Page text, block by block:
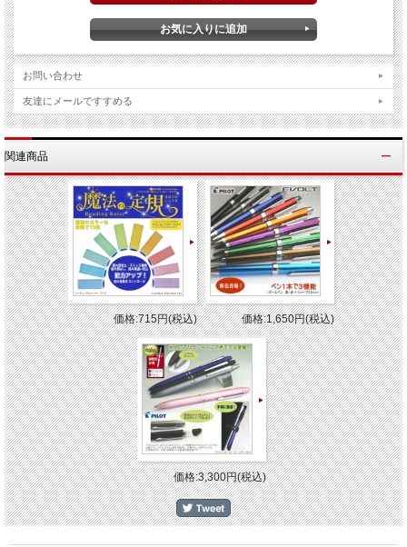
商品名
高級ノート パーソナル A4サイズ カバーノート
品番
NY4K
サイズ
本体：約）縦305×横215×背幅15mm
中紙：297×210mm（A4サイズ）
仕様
横罫9mm×28行、A4-80枚、ブックカバー付き、
製本：本綴、しおり紐付き。
材質
アピカ中性紙1000年ペーパー
※「1000年ペーパー」はキャッチフレーズであり保存年数を
るものではありません。
メーカー
アピカ株式会社apica
カバーの付いた高級ノート。表紙には金箔のワンポイントを施しより高
漂わせます。書きやすく保存性にも優れた王子製紙特抄の中性紙「1000
パー」を使用していますので、大切な記録も安心して保存することが出
す。
ダイアリー、カバー付きノート、カバーノート、仕事用ノート、ビジネ
お問い合わせ
友達にメールですすめる
関連商品
価格:715円(税込) 価格:1,650円(税込)
価格:3,300円(税込)